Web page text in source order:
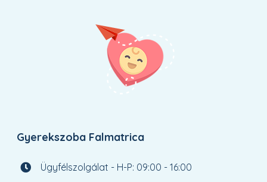
Gyerekszoba Falmatrica
Ügyfélszolgálat - H-P: 09:00 - 16:00